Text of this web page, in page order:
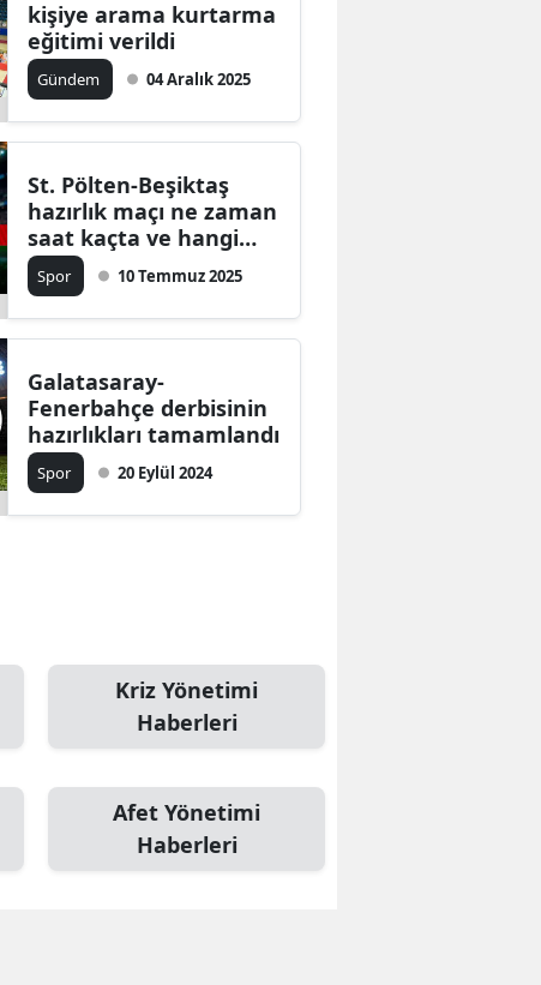
kişiye arama kurtarma
eğitimi verildi
Gündem 04 Aralık 2025
St. Pölten-Beşiktaş
hazırlık maçı ne zaman
saat kaçta ve hangi
kanalda?
Spor 10 Temmuz 2025
Galatasaray-
Fenerbahçe derbisinin
hazırlıkları tamamlandı
Spor 20 Eylül 2024
Kriz Yönetimi
Haberleri
Afet Yönetimi
Haberleri